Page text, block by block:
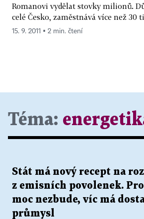
Romanovi vydělat stovky milionů.
celé Česko, zaměstnává více než 30
15. 9. 2011 ▪ 2 min. čtení
Téma:
Stát má nový recept na
z emisních povolenek.
moc nezbude, víc má
průmysl